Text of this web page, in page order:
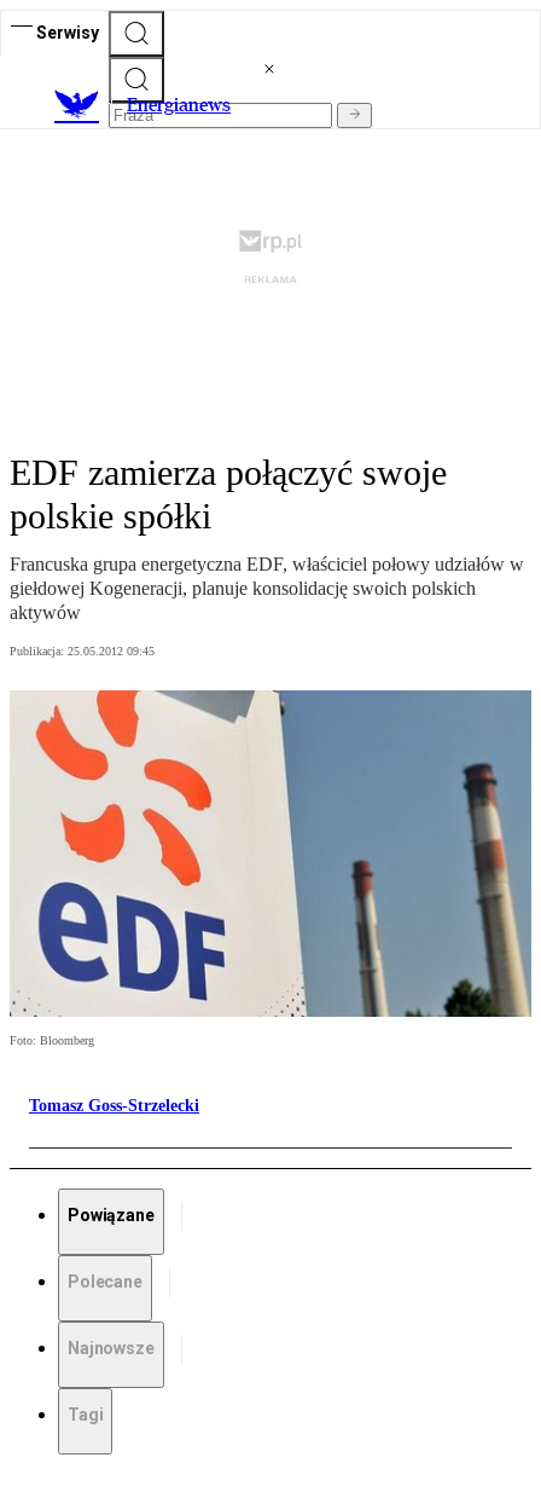
Serwisy
Energianews
EDF zamierza połączyć swoje
polskie spółki
Francuska grupa energetyczna EDF, właściciel połowy udziałów w
giełdowej Kogeneracji, planuje konsolidację swoich polskich
aktywów
Publikacja: 25.05.2012 09:45
Foto: Bloomberg
Tomasz Goss-Strzelecki
Powiązane
Polecane
Najnowsze
Tagi